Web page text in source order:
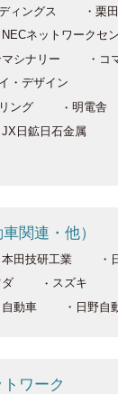
ィングス
栗
NECネットワークセ
シナリー
コ
・デザイン
ング
明電舎
JX日鉱日石金属
関連・他）
本田技研工業
ダ スズキ
動車 日野自
ワーク